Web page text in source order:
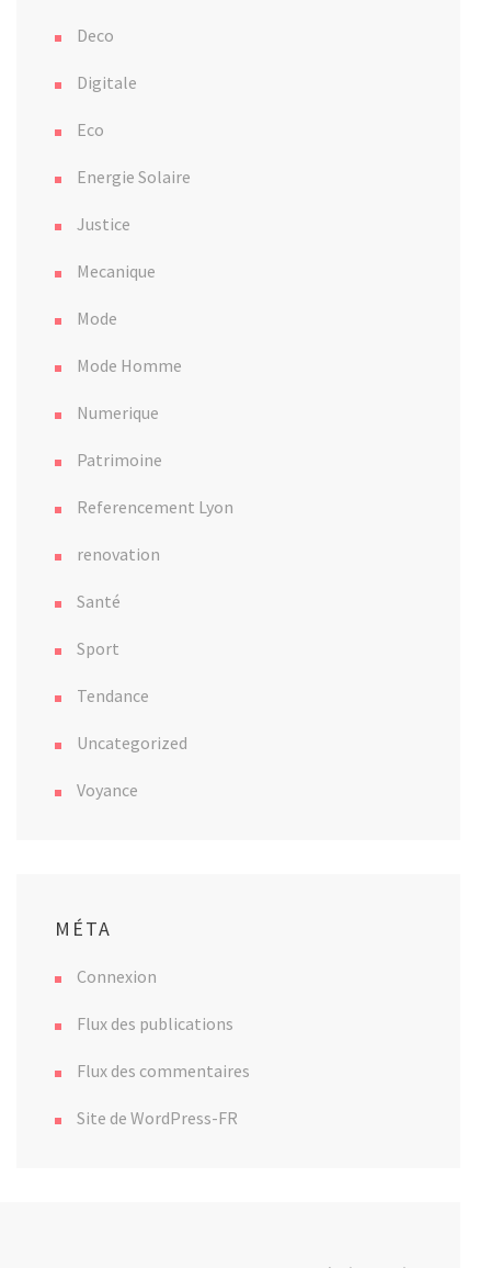
Deco
Digitale
Eco
Energie Solaire
Justice
Mecanique
Mode
Mode Homme
Numerique
Patrimoine
Referencement Lyon
renovation
Santé
Sport
Tendance
Uncategorized
Voyance
MÉTA
Connexion
Flux des publications
Flux des commentaires
Site de WordPress-FR